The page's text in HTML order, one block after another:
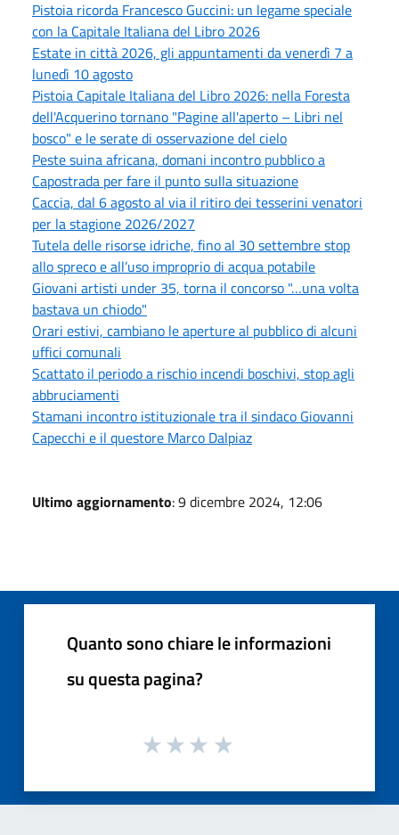
Pistoia ricorda Francesco Guccini: un legame speciale
con la Capitale Italiana del Libro 2026
Estate in città 2026, gli appuntamenti da venerdì 7 a
lunedì 10 agosto
Pistoia Capitale Italiana del Libro 2026: nella Foresta
dell'Acquerino tornano "Pagine all'aperto – Libri nel
bosco" e le serate di osservazione del cielo
Peste suina africana, domani incontro pubblico a
Capostrada per fare il punto sulla situazione
Caccia, dal 6 agosto al via il ritiro dei tesserini venatori
per la stagione 2026/2027
Tutela delle risorse idriche, fino al 30 settembre stop
allo spreco e all’uso improprio di acqua potabile
Giovani artisti under 35, torna il concorso "…una volta
bastava un chiodo"
Orari estivi, cambiano le aperture al pubblico di alcuni
uffici comunali
Scattato il periodo a rischio incendi boschivi, stop agli
abbruciamenti
Stamani incontro istituzionale tra il sindaco Giovanni
Capecchi e il questore Marco Dalpiaz
Ultimo aggiornamento: 9 dicembre 2024, 12:06
Quanto sono chiare le informazioni
su questa pagina?